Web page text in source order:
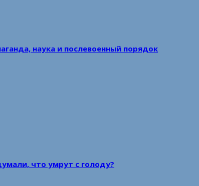
наука и послевоенный порядок
что умрут с голоду?